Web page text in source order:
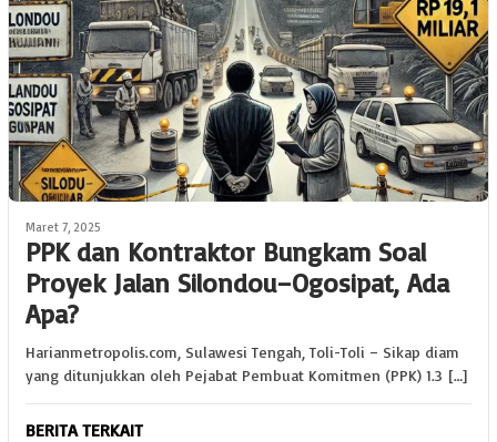
Maret 7, 2025
PPK dan Kontraktor Bungkam Soal
Proyek Jalan Silondou–Ogosipat, Ada
Apa?
Harianmetropolis.com, Sulawesi Tengah, Toli-Toli – Sikap diam
yang ditunjukkan oleh Pejabat Pembuat Komitmen (PPK) 1.3 […]
BERITA TERKAIT